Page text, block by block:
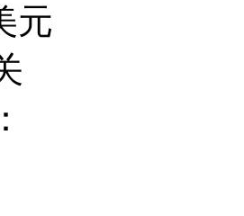
括耶鲁本科
学院。其中
院、戏剧学
元